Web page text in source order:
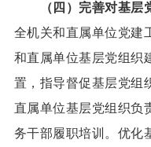
（四）完善对基
全机关和直属单位党建
和直属单位基层党组织
置，指导督促基层党组
直属单位基层党组织负
务干部履职培训。优化